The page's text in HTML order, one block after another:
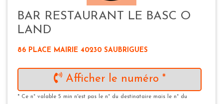
BAR RESTAURANT LE BASC O
LAND
86 PLACE MAIRIE 40230 SAUBRIGUES
Afficher le numéro *
* Ce n° valable 5 min n'est pas le n° du destinataire mais le n° du